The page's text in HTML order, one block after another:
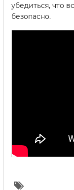
убедиться, что
безопасно.